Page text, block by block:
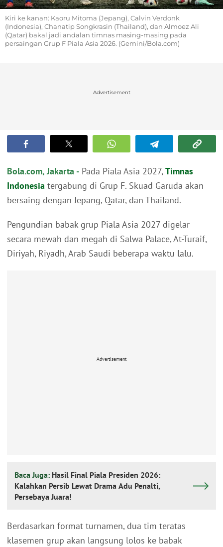
Kiri ke kanan: Kaoru Mitoma (Jepang), Calvin Verdonk
(Indonesia), Chanatip Songkrasin (Thailand), dan Almoez Ali
(Qatar) bakal jadi andalan timnas masing-masing pada
persaingan Grup F Piala Asia 2026. (Gemini/Bola.com)
Advertisement
Bola.com, Jakarta - Pada Piala Asia 2027, Timnas
Indonesia tergabung di Grup F. Skuad Garuda akan
bersaing dengan Jepang, Qatar, dan Thailand.
Pengundian babak grup Piala Asia 2027 digelar
secara mewah dan megah di Salwa Palace, At-Turaif,
Diriyah, Riyadh, Arab Saudi beberapa waktu lalu.
Advertisement
Baca Juga: Hasil Final Piala Presiden 2026:
Kalahkan Persib Lewat Drama Adu Penalti,
Persebaya Juara!
Berdasarkan format turnamen, dua tim teratas
klasemen grup akan langsung lolos ke babak